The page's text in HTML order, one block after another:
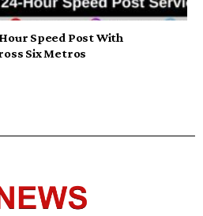
Speed Post With
Six Metros